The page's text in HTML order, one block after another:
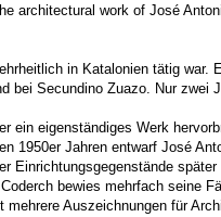
architectural work of José
in Katalonien tätig war.
bei Secundino Zuazo. Nur zwei
ein eigenständiges Werk
1950er Jahren entwarf José
Einrichtungsgegenstände später
bewies mehrfach seine
Auszeichnungen für